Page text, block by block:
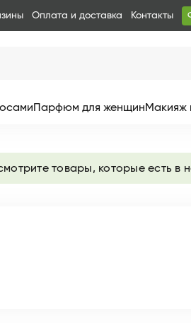
Оплата и доставка Контакты
Парфюм для женщинМакияж
товары, которые есть в